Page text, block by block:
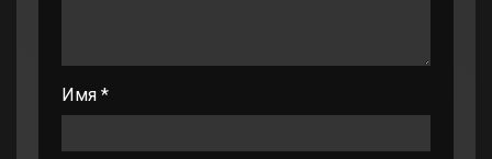
Имя *